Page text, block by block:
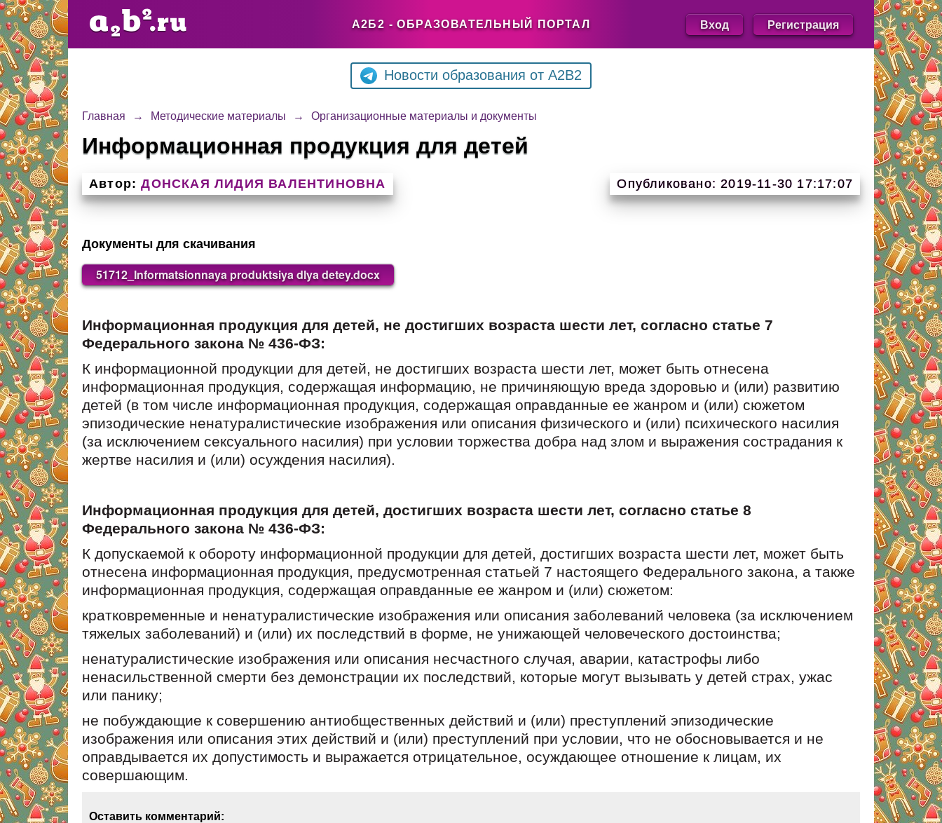
А2Б2 - ОБРАЗОВАТЕЛЬНЫЙ ПОРТАЛ Вход Регистрация
Новости образования от A2B2
Главная → Методические материалы → Организационные материалы и документы
Информационная продукция для детей
Автор: ДОНСКАЯ ЛИДИЯ ВАЛЕНТИНОВНА Опубликовано: 2019-11-30 17:17:07
Документы для скачивания
51712_Informatsionnaya produktsiya dlya detey.docx
Информационная продукция для детей, не достигших возраста шести лет, согласно статье 7
Федерального закона № 436-ФЗ:
К информационной продукции для детей, не достигших возраста шести лет, может быть отнесена
информационная продукция, содержащая информацию, не причиняющую вреда здоровью и (или) развитию
детей (в том числе информационная продукция, содержащая оправданные ее жанром и (или) сюжетом
эпизодические ненатуралистические изображения или описания физического и (или) психического насилия
(за исключением сексуального насилия) при условии торжества добра над злом и выражения сострадания к
жертве насилия и (или) осуждения насилия).
Информационная продукция для детей, достигших возраста шести лет, согласно статье 8
Федерального закона № 436-ФЗ:
К допускаемой к обороту информационной продукции для детей, достигших возраста шести лет, может быть
отнесена информационная продукция, предусмотренная статьей 7 настоящего Федерального закона, а также
информационная продукция, содержащая оправданные ее жанром и (или) сюжетом:
кратковременные и ненатуралистические изображения или описания заболеваний человека (за исключением
тяжелых заболеваний) и (или) их последствий в форме, не унижающей человеческого достоинства;
ненатуралистические изображения или описания несчастного случая, аварии, катастрофы либо
ненасильственной смерти без демонстрации их последствий, которые могут вызывать у детей страх, ужас
или панику;
не побуждающие к совершению антиобщественных действий и (или) преступлений эпизодические
изображения или описания этих действий и (или) преступлений при условии, что не обосновывается и не
оправдывается их допустимость и выражается отрицательное, осуждающее отношение к лицам, их
совершающим.
Оставить комментарий: